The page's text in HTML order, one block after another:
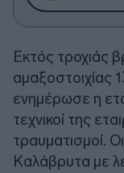
Εκτός τροχιάς
ενημέρωσε η
τεχνικοί της
τραυματισμοί.
Καλάβρυτα με